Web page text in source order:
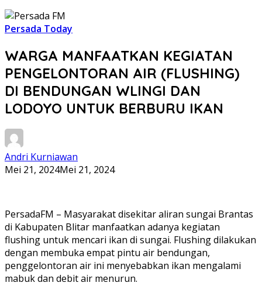
Persada Today
WARGA MANFAATKAN KEGIATAN
PENGELONTORAN AIR (FLUSHING)
DI BENDUNGAN WLINGI DAN
LODOYO UNTUK BERBURU IKAN
Andri Kurniawan
Mei 21, 2024Mei 21, 2024
PersadaFM – Masyarakat disekitar aliran sungai Brantas
di Kabupaten Blitar manfaatkan adanya kegiatan
flushing untuk mencari ikan di sungai. Flushing dilakukan
dengan membuka empat pintu air bendungan,
penggelontoran air ini menyebabkan ikan mengalami
mabuk dan debit air menurun.